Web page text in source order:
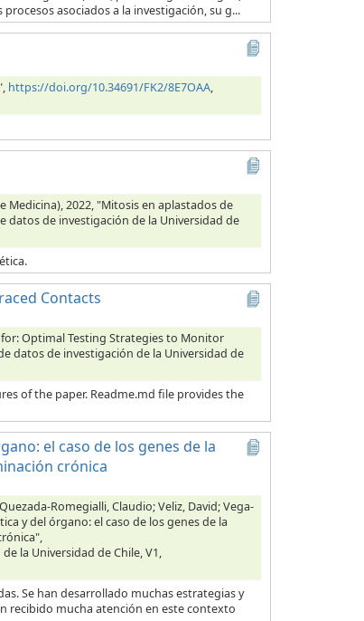
asociados a la investigación, su g...
https://doi.org/10.34691/FK2/8E7OAA,
Medicina), 2022, "Mitosis en aplastados de
datos de investigación de la Universidad de
Contacts
for: Optimal Testing Strategies to Monitor
datos de investigación de la Universidad de
of the paper. Readme.md file provides the
el caso de los genes de la
crónica
Romegialli, Claudio; Veliz, David; Vega-
y del órgano: el caso de los genes de la
la Universidad de Chile, V1,
Se han desarrollado muchas estrategias y
recibido mucha atención en este contexto